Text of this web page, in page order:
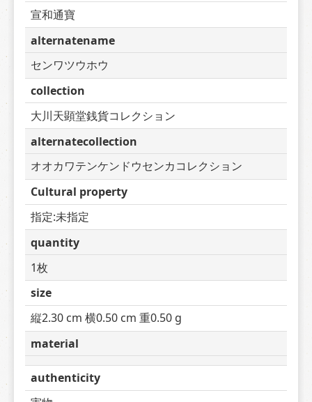
宣和通寶
alternatename
センワツウホウ
collection
大川天顕堂銭貨コレクション
alternatecollection
オオカワテンケンドウセンカコレクション
Cultural property
指定:未指定
quantity
1枚
size
縦2.30 cm 横0.50 cm 重0.50 g
material
authenticity